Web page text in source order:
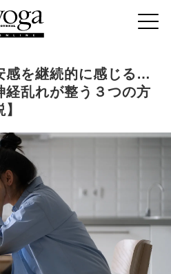
感を継続的に感じる…
経乱れが整う３つの方